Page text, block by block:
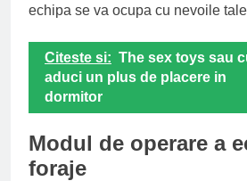
echipa se va ocupa cu nevoile
Citeste si: The sex toys sau
aduci un plus de placere in
dormitor
Modul de operare a
foraje